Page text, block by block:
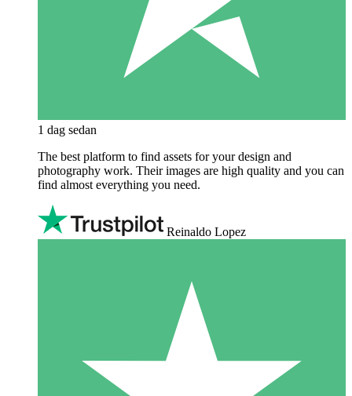
1 dag sedan
The best platform to find assets for your design and
photography work. Their images are high quality and you can
find almost everything you need.
Reinaldo Lopez